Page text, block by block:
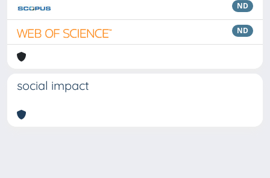
ND
ND
social impact